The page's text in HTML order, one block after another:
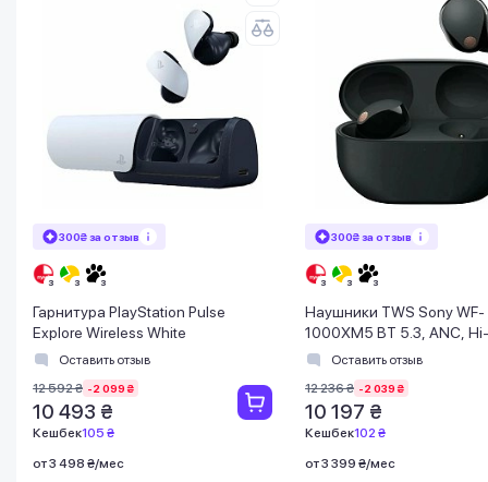
300₴ за отзыв
Гарнитура PlayStation Pulse
Explore Wireless White
Оставить отзыв
12 592 ₴ -2 099 ₴
10 493 ₴
Кешбек105 ₴
от 3 498 ₴/мес
300₴ за отзыв
Наушники TWS Sony WF-
1000XM5 BT 5.3, ANC,
IPX4, SBC, AAC, LDAC,
Оставить отзыв
12 236 ₴ -2 039 ₴
10 197 ₴
Кешбек102 ₴
от 3 399 ₴/мес